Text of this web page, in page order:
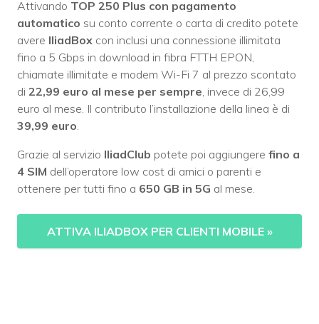
Attivando TOP 250 Plus con pagamento
automatico su conto corrente o carta di credito potete
avere IliadBox con inclusi una connessione illimitata
fino a 5 Gbps in download in fibra FTTH EPON,
chiamate illimitate e modem Wi-Fi 7 al prezzo scontato
di 22,99 euro al mese per sempre , invece di 26,99
euro al mese. Il contributo l’installazione della linea è di
39,99 euro
Grazie al servizio IliadClub potete poi aggiungere fino a
4 SIM dell’operatore low cost di amici o parenti e
ottenere per tutti fino a 650 GB in 5G al mese.
ATTIVA ILIADBOX PER CLIENTI MOBILE »